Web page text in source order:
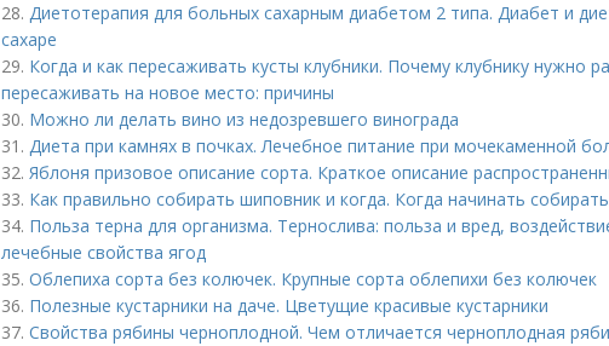
28. Диетотерапия для больных сахарным диабетом 2 типа. Диабет и
сахаре
29. Когда и как пересаживать кусты клубники. Почему клубнику нужно
пересаживать на новое место: причины
30. Можно ли делать вино из недозревшего винограда
31. Диета при камнях в почках. Лечебное питание при мочекаменной
32. Яблоня призовое описание сорта. Краткое описание
33. Как правильно собирать шиповник и когда. Когда начинать
34. Польза терна для организма. Тернослива: польза и вред,
лечебные свойства ягод
35. Облепиха сорта без колючек. Крупные сорта облепихи без колючек
36. Полезные кустарники на даче. Цветущие красивые кустарники
37. Свойства рябины черноплодной. Чем отличается черноплодная